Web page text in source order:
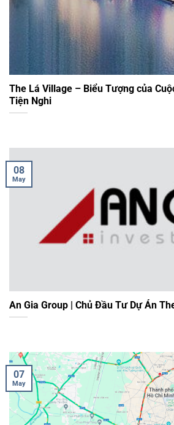
The Lá Village – Biểu Tượng của
Tiện Nghi
An Gia Group | Chủ Đầu Tư Dự Án
08
May
07
May